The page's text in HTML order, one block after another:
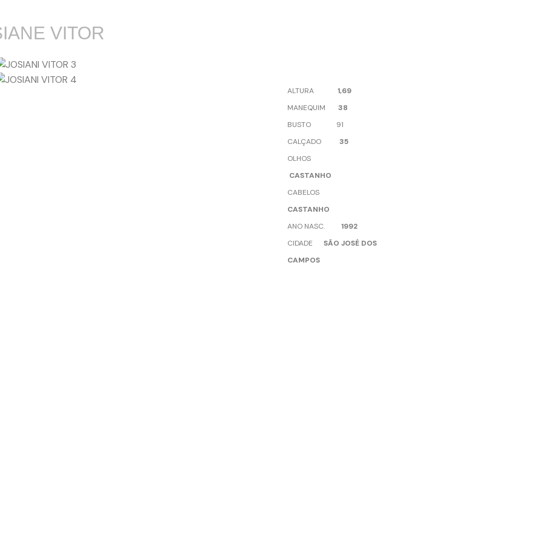
VITOR
ALTURA 1,69
MANEQUIM 38
BUSTO 91
CALÇADO 35
OLHOS
CASTANHO
CABELOS
CASTANHO
ANO NASC. 1992
CIDADE SÃO JOSÉ DOS
CAMPOS